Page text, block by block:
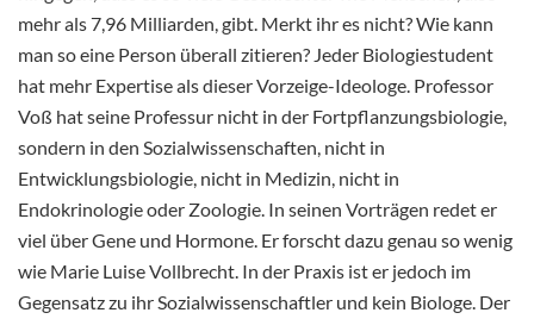
mehr als 7,96 Milliarden, gibt. Merkt ihr es nicht? Wie kann
man so eine Person überall zitieren? Jeder Biologiestudent
hat mehr Expertise als dieser Vorzeige-Ideologe. Professor
Voß hat seine Professur nicht in der Fortpflanzungsbiologie,
sondern in den Sozialwissenschaften, nicht in
Entwicklungsbiologie, nicht in Medizin, nicht in
Endokrinologie oder Zoologie. In seinen Vorträgen redet er
viel über Gene und Hormone. Er forscht dazu genau so wenig
wie Marie Luise Vollbrecht. In der Praxis ist er jedoch im
Gegensatz zu ihr Sozialwissenschaftler und kein Biologe. Der